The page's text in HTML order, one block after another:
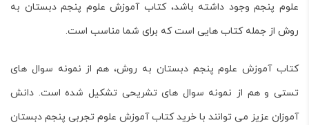
علوم پنجم وجود داشته باشد، کتاب آموزش علوم پنجم دبستان به
روش از جمله کتاب هایی است که برای شما مناسب است.
کتابآموزش علوم پنجم دبستان به روش، هم از نمونه سوال های
تستی و هم از نمونه سوال های تشریحی تشکیل شده است. دانش
آموزان عزیز می توانند با خرید کتاب آموزش علوم تجربی پنجم دبستان